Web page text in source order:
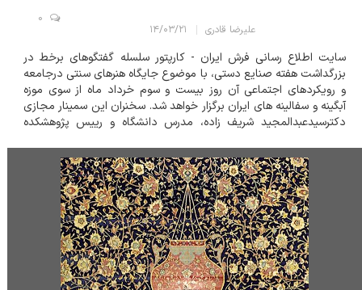
علیرضا قادری ۱۴/۰۳/۲۱
0
سایت اطلاع رسانی فرش ایران - کارپتور سلسله گفتگوهای برخط در
بزرگداشت هفته صنایع دستی، با موضوع جایگاه هنرهای سنتی درجامعه
و رویکردهای اجتماعی آن روز بیست و سوم خرداد ماه از سوی موزه
آبگینه و سفالینه های ایران برگزار خواهد شد. سخنران این سمینار مجازی
دکترسیدعبدالمجید شریف زاده، مدرس دانشگاه و رییس پژوهشکده
نشست مجازی می توا...